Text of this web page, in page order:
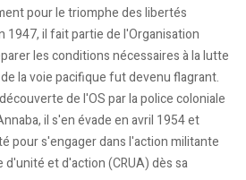
pour le triomphe des libertés
1947, il fait partie de l'Organisation
les conditions nécessaires à la lutte
la voie pacifique fut devenu flagrant.
de l'OS par la police coloniale
il s'en évade en avril 1954 et
pour s'engager dans l'action militante
et d'action (CRUA) dès sa